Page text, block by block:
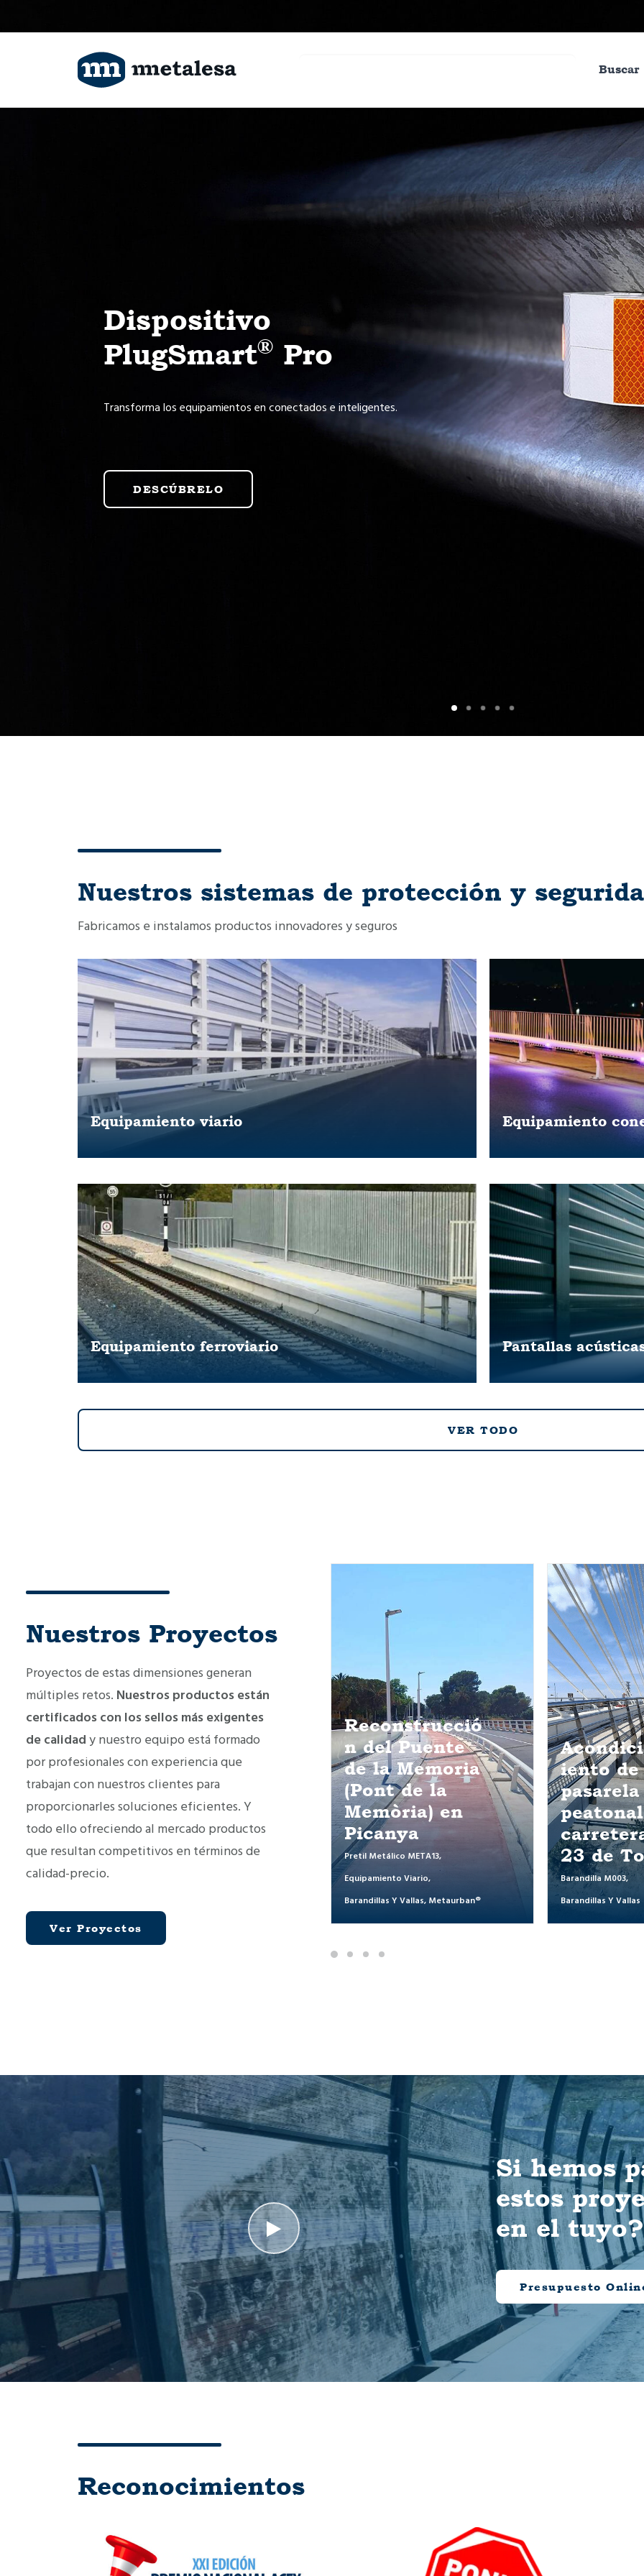
Productos
Tecnología
Ingeniería
Proyectos
Sobre nosotros
Buscar
Dispositivo
PlugSmart® Pro
Transforma los equipamientos en conectados e inteligentes.
DESCÚBRELO
Nuestros sistemas de protección y
Fabricamos e instalamos productos innovadores y seguros
Equipamiento viario Equipamiento
Equipamiento ferroviario Pantallas
VER TODO
Nuestros Proyectos
Proyectos de estas dimensiones generan
múltiples retos. Nuestros productos están
certificados con los sellos más exigentes
de calidad y nuestro equipo está formado
por profesionales con experiencia que
trabajan con nuestros clientes para
proporcionarles soluciones eficientes. Y
todo ello ofreciendo al mercado productos
que resultan competitivos en términos de
calidad-precio.
Ver Proyectos
Reconstrucció
n del Puente
de la Memoria
(Pont de la
Memòria) en
Picanya
Pretil Metálico META13,
Acondicionam
iento de
pasarela
peatonal en la
carretera TO-
23 de Toledo
Barandilla M003,
Barandillas Y Vallas
Nuevo
de
sobre el
Tajo en
117
Seguridad Vial,
Pretil Metálico
Barandilla M009
Si hemos
estos
en el tuyo?
Presupuesto
Reconocimientos